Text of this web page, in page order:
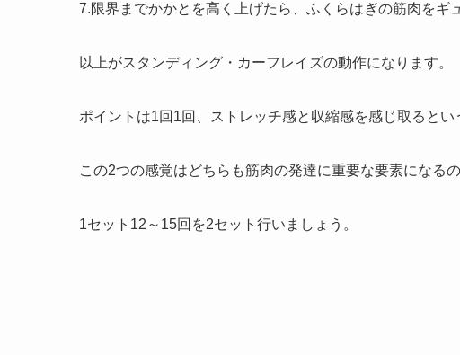
7.限界までかかとを高く上げたら、ふくらはぎの筋肉をギ
以上がスタンディング・カーフレイズの動作になります。
ポイントは1回1回、ストレッチ感と収縮感を感じ取るとい
この2つの感覚はどちらも筋肉の発達に重要な要素になる
1セット12～15回を2セット行いましょう。